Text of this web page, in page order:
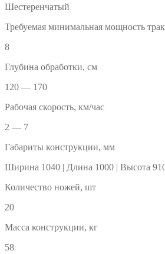
Шестеренчатый
Требуемая минимальная мощность
8
Глубина обработки, см
120 — 170
Рабочая скорость, км/час
2 — 7
Габариты конструкции, мм
Ширина 1040 | Длина 1000 | Высота
Количество ножей, шт
20
Масса конструкции, кг
58